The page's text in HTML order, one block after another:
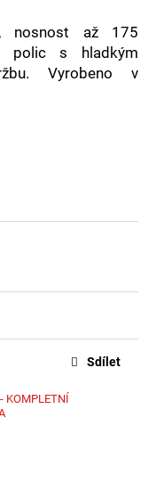
nosnost až 175
polic s hladkým
Vyrobeno v
KOMPLETNÍ
Sdílet